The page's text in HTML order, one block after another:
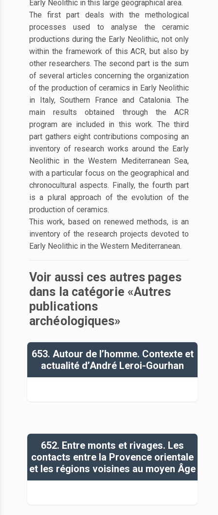
Early Neolithic in this large geographical area.
The first part deals with the methological
processes used to analyse the ceramic
productions during the Early Neolithic, not only
within the framework of this ACR, but also by
other researchers. The second part is the sum
of several articles concerning the organization
of the production of ceramics in Early Neolithic
in Italy, Southern France and Catalonia. The
main results obtained through the ACR
program are included in this work. The third
part gathers eight contributions composing an
inventory of research works around the Early
Neolithic in the Western Mediterranean Sea,
with a particular focus on the geographical and
chronocultural aspects. Finally, the fourth part
is a plural approach of the evolution of the
production of ceramics.
This work, based on renewed methods, is an
inventory of the research projects devoted to
Early Neolithic in the Western Mediterranean.
Voir aussi ces autres pages
dans la catégorie «Autres
publications
archéologiques»
653. Autour de l’homme. Contexte et
actualité d’André Leroi-Gourhan
652. Entre monts et rivages. Les
contacts entre la Provence orientale
et les régions voisines au moyen Âge